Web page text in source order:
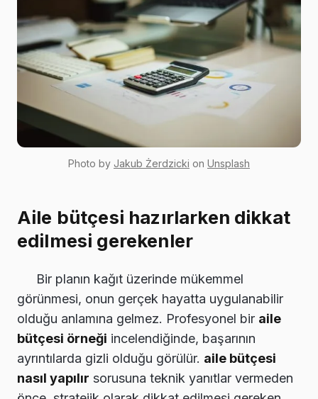
Photo by Jakub Żerdzicki on Unsplash
Aile bütçesi hazırlarken dikkat
edilmesi gerekenler
Bir planın kağıt üzerinde mükemmel
görünmesi, onun gerçek hayatta uygulanabilir
olduğu anlamına gelmez. Profesyonel bir aile
bütçesi örneği incelendiğinde, başarının
ayrıntılarda gizli olduğu görülür. aile bütçesi
nasıl yapılır sorusuna teknik yanıtlar vermeden